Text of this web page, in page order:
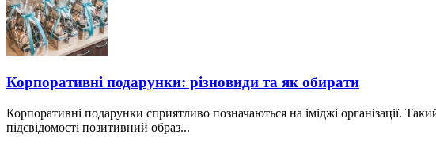
Корпоративні подарунки: різновиди та як обирати
Корпоративні подарунки сприятливо позначаються на іміджі організації.
підсвідомості позитивний образ...